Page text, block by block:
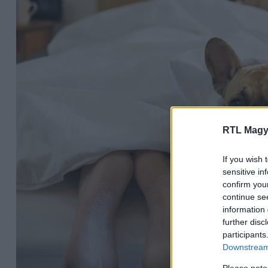
RTL
If you wish
sensitive
confirm
continue
information
further